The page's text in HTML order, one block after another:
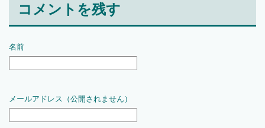
コメントを残す
名前
メールアドレス（公開されません）